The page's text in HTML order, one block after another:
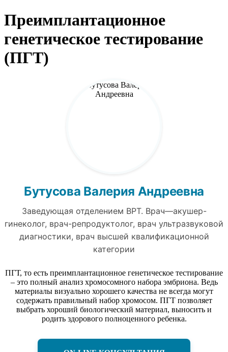
Преимплантационное
генетическое тестирование
(ПГТ)
Бутусова Валерия Андреевна
Заведующая отделением ВРТ. Врач—акушер-
гинеколог, врач-репродуктолог, врач ультразвуковой
диагностики, врач высшей квалификационной
категории
ПГТ, то есть преимплантационное генетическое тестирование
– это полный анализ хромосомного набора эмбриона. Ведь
материалы визуально хорошего качества не всегда могут
содержать правильный набор хромосом. ПГТ позволяет
выбрать хороший биологический материал, выносить и
родить здорового полноценного ребенка.